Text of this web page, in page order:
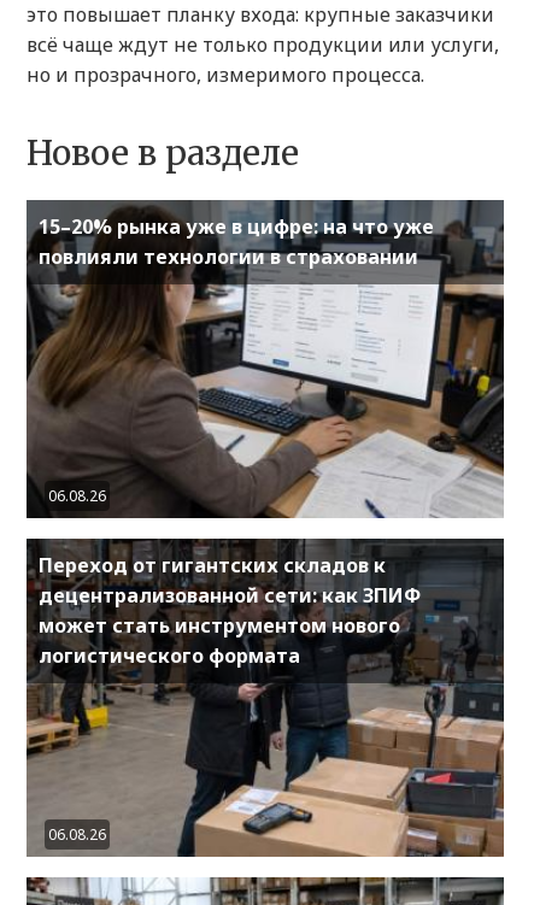
это повышает планку входа: крупные заказчики
всё чаще ждут не только продукции или услуги,
но и прозрачного, измеримого процесса.
Новое в разделе
15–20% рынка уже в цифре: на что уже
повлияли технологии в страховании
06.08.26
Переход от гигантских складов к
децентрализованной сети: как ЗПИФ
может стать инструментом нового
логистического формата
06.08.26